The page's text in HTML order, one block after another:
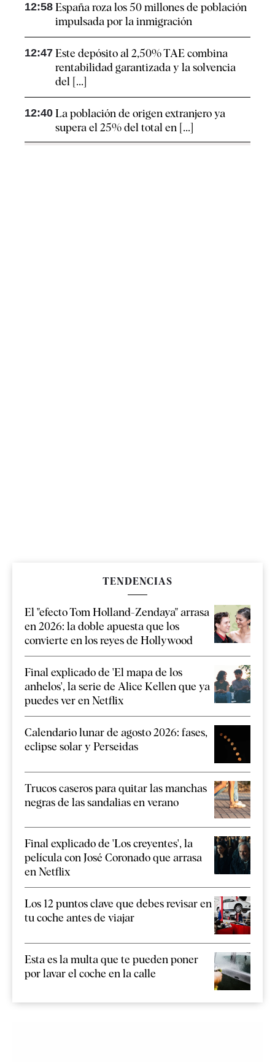
12:58 España roza los 50 millones de población
impulsada por la inmigración
12:47 Este depósito al 2,50% TAE combina
rentabilidad garantizada y la solvencia
del [...]
12:40 La población de origen extranjero ya
supera el 25% del total en [...]
TENDENCIAS
El "efecto Tom Holland-Zendaya" arrasa
en 2026: la doble apuesta que los
convierte en los reyes de Hollywood
Final explicado de 'El mapa de los
anhelos', la serie de Alice Kellen que ya
puedes ver en Netflix
Calendario lunar de agosto 2026: fases,
eclipse solar y Perseidas
Trucos caseros para quitar las manchas
negras de las sandalias en verano
Final explicado de 'Los creyentes', la
película con José Coronado que arrasa
en Netflix
Los 12 puntos clave que debes revisar en
tu coche antes de viajar
Esta es la multa que te pueden poner
por lavar el coche en la calle